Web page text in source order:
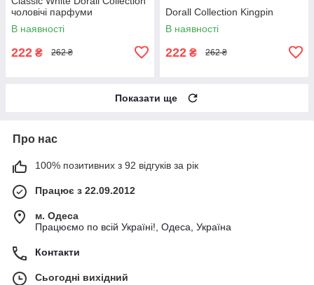
чоловічі парфуми
В наявності
222 ₴ 262 ₴
Dorall Collection Kingpin
В наявності
222 ₴ 262 ₴
Показати ще
Про нас
100% позитивних з 92 відгуків за рік
Працює з 22.09.2012
м. Одеса
Працюємо по всій Україні!, Одеса, Україна
Контакти
Сьогодні вихідний